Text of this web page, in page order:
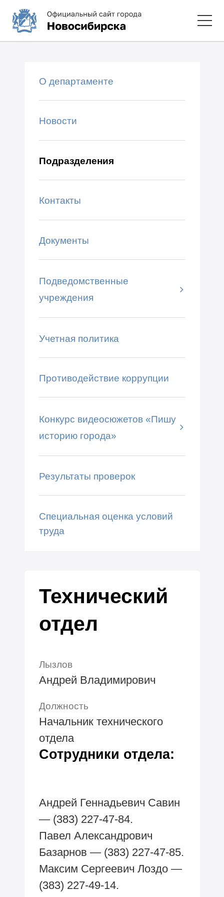
О департаменте
Новости
Подразделения
Контакты
Документы
Подведомственные
учреждения
Учетная политика
Противодействие коррупции
Конкурс видеосюжетов «Пишу
историю города»
Результаты проверок
Специальная оценка условий
труда
Технический
отдел
Лызлов
Андрей Владимирович
Должность
Начальник технического
отдела
Сотрудники отдела:
Андрей Геннадьевич Савин
— (383) 227-47-84.
Павел Александрович
Базарнов — (383) 227-47-85.
Максим Сергеевич Лоздо —
(383) 227-49-14.